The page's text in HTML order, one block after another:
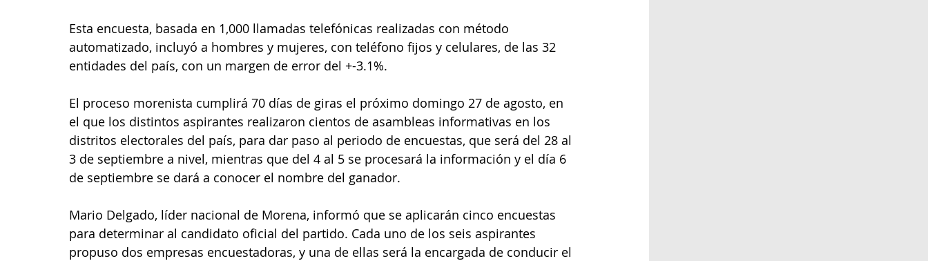
Esta encuesta, basada en 1,000 llamadas telefónicas realizadas con método
automatizado, incluyó a hombres y mujeres, con teléfono fijos y celulares, de las 32
entidades del país, con un margen de error del +-3.1%.
El proceso morenista cumplirá 70 días de giras el próximo domingo 27 de agosto, en
el que los distintos aspirantes realizaron cientos de asambleas informativas en los
distritos electorales del país, para dar paso al periodo de encuestas, que será del 28 al
3 de septiembre a nivel, mientras que del 4 al 5 se procesará la información y el día 6
de septiembre se dará a conocer el nombre del ganador.
Mario Delgado, líder nacional de Morena, informó que se aplicarán cinco encuestas
para determinar al candidato oficial del partido. Cada uno de los seis aspirantes
propuso dos empresas encuestadoras, y una de ellas será la encargada de conducir el